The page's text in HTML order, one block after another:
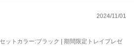
2024/11/01
ットカラー:ブラック | 期間限定トレイプレゼ